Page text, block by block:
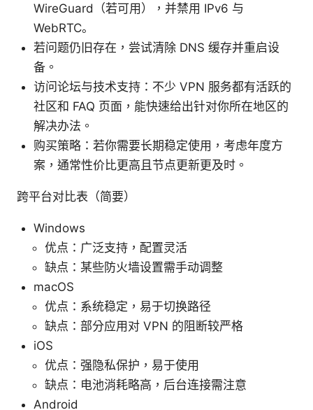
WireGuard（若可用），并禁用 IPv6 与
WebRTC。
若问题仍旧存在，尝试清除 DNS 缓存并重启设
备。
访问论坛与技术支持：不少 VPN 服务都有活跃的
社区和 FAQ 页面，能快速给出针对你所在地区的
解决办法。
购买策略：若你需要长期稳定使用，考虑年度方
案，通常性价比更高且节点更新更及时。
跨平台对比表（简要）
Windows
优点：广泛支持，配置灵活
缺点：某些防火墙设置需手动调整
macOS
优点：系统稳定，易于切换路径
缺点：部分应用对 VPN 的阻断较严格
iOS
优点：强隐私保护，易于使用
缺点：电池消耗略高，后台连接需注意
Android